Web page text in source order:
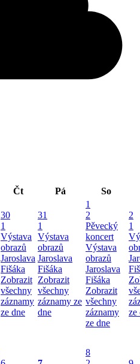
Čt Pá So
30
1
Výstava
obrazů
Jaroslava
Fišáka
Zobrazit
všechny
záznamy
ze dne
31
1
Výstava
obrazů
Jaroslava
Fišáka
Zobrazit
všechny
záznamy ze
dne
1
2
Pěvecký
koncert
Výstava
obrazů
Jaroslava
Fišáka
Zobrazit
všechny
záznamy
ze dne
2
1
ze
8